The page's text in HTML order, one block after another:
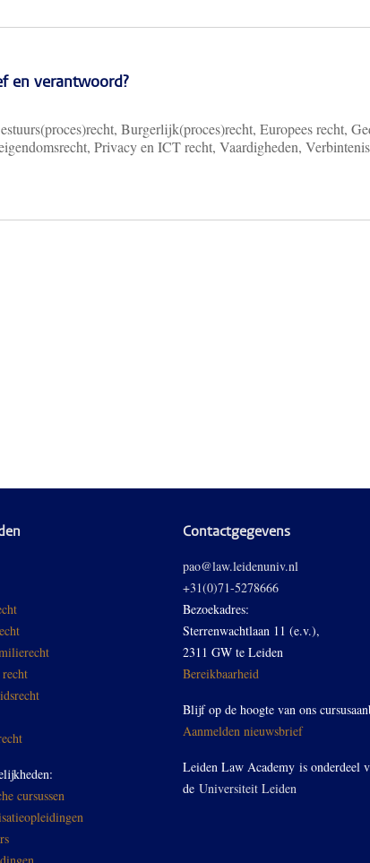
en verantwoord?
Burgerlijk(proces)recht, Europees recht,
Privacy en ICT recht, Vaardigheden,
cursussen
Contactgegevens
pao@law.leidenuniv.nl
+31(0)71-5278666
Bezoekadres:
Sterrenwachtlaan 11 (e.v.),
2311 GW te Leiden
Bereikbaarheid
Blijf op de hoogte van ons
Aanmelden nieuwsbrief
Leiden Law Academy is onderdeel
de Universiteit Leiden